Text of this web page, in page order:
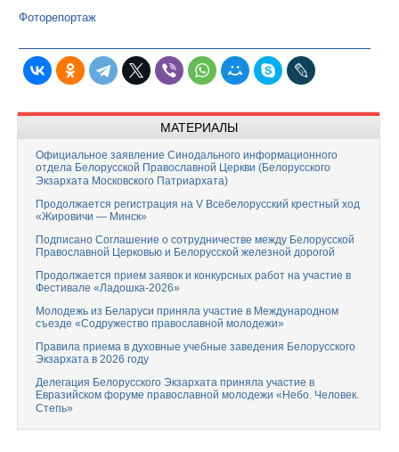
Фоторепортаж
МАТЕРИАЛЫ
Официальное заявление Синодального информационного
отдела Белорусской Православной Церкви (Белорусского
Экзархата Московского Патриархата)
Продолжается регистрация на V Всебелорусский крестный ход
«Жировичи — Минск»
Подписано Соглашение о сотрудничестве между Белорусской
Православной Церковью и Белорусской железной дорогой
Продолжается прием заявок и конкурсных работ на участие в
Фестивале «Ладошка-2026»
Молодежь из Беларуси приняла участие в Международном
съезде «Содружество православной молодежи»
Правила приема в духовные учебные заведения Белорусского
Экзархата в 2026 году
Делегация Белорусского Экзархата приняла участие в
Евразийском форуме православной молодежи «Небо. Человек.
Степь»